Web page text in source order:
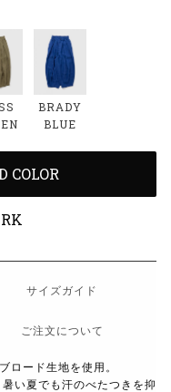
BRADY
BLUE
COLOR
サイズガイド
ご注文について
ロード生地を使用。
い夏でも汗のべたつきを抑